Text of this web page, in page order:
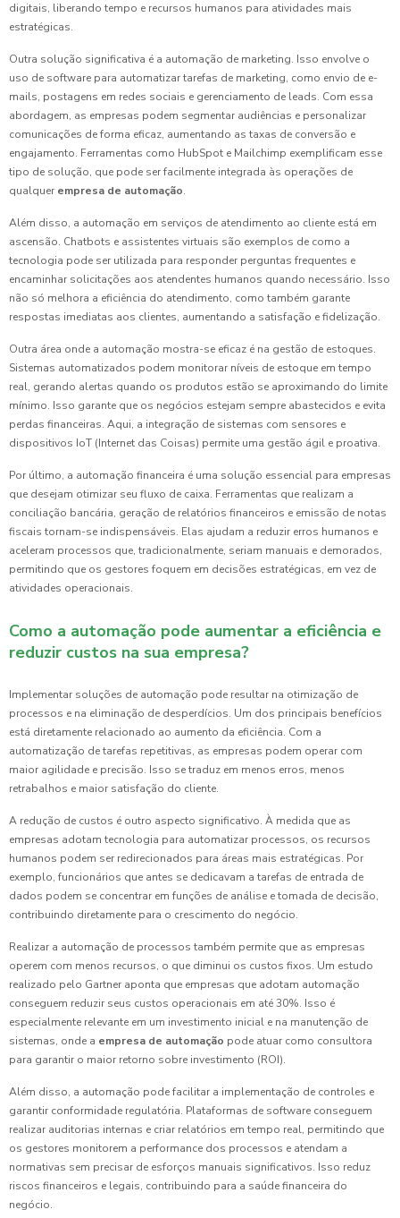
digitais, liberando tempo e recursos humanos para atividades mais
estratégicas.
Outra solução significativa é a automação de marketing. Isso envolve o
uso de software para automatizar tarefas de marketing, como envio de e-
mails, postagens em redes sociais e gerenciamento de leads. Com essa
abordagem, as empresas podem segmentar audiências e personalizar
comunicações de forma eficaz, aumentando as taxas de conversão e
engajamento. Ferramentas como HubSpot e Mailchimp exemplificam esse
tipo de solução, que pode ser facilmente integrada às operações de
qualquer empresa de automação.
Além disso, a automação em serviços de atendimento ao cliente está em
ascensão. Chatbots e assistentes virtuais são exemplos de como a
tecnologia pode ser utilizada para responder perguntas frequentes e
encaminhar solicitações aos atendentes humanos quando necessário. Isso
não só melhora a eficiência do atendimento, como também garante
respostas imediatas aos clientes, aumentando a satisfação e fidelização.
Outra área onde a automação mostra-se eficaz é na gestão de estoques.
Sistemas automatizados podem monitorar níveis de estoque em tempo
real, gerando alertas quando os produtos estão se aproximando do limite
mínimo. Isso garante que os negócios estejam sempre abastecidos e evita
perdas financeiras. Aqui, a integração de sistemas com sensores e
dispositivos IoT (Internet das Coisas) permite uma gestão ágil e proativa.
Por último, a automação financeira é uma solução essencial para empresas
que desejam otimizar seu fluxo de caixa. Ferramentas que realizam a
conciliação bancária, geração de relatórios financeiros e emissão de notas
fiscais tornam-se indispensáveis. Elas ajudam a reduzir erros humanos e
aceleram processos que, tradicionalmente, seriam manuais e demorados,
permitindo que os gestores foquem em decisões estratégicas, em vez de
atividades operacionais.
Como a automação pode aumentar a eficiência e
reduzir custos na sua empresa?
Implementar soluções de automação pode resultar na otimização de
processos e na eliminação de desperdícios. Um dos principais benefícios
está diretamente relacionado ao aumento da eficiência. Com a
automatização de tarefas repetitivas, as empresas podem operar com
maior agilidade e precisão. Isso se traduz em menos erros, menos
retrabalhos e maior satisfação do cliente.
A redução de custos é outro aspecto significativo. À medida que as
empresas adotam tecnologia para automatizar processos, os recursos
humanos podem ser redirecionados para áreas mais estratégicas. Por
exemplo, funcionários que antes se dedicavam a tarefas de entrada de
dados podem se concentrar em funções de análise e tomada de decisão,
contribuindo diretamente para o crescimento do negócio.
Realizar a automação de processos também permite que as empresas
operem com menos recursos, o que diminui os custos fixos. Um estudo
realizado pelo Gartner aponta que empresas que adotam automação
conseguem reduzir seus custos operacionais em até 30%. Isso é
especialmente relevante em um investimento inicial e na manutenção de
sistemas, onde a empresa de automação pode atuar como consultora
para garantir o maior retorno sobre investimento (ROI).
Além disso, a automação pode facilitar a implementação de controles e
garantir conformidade regulatória. Plataformas de software conseguem
realizar auditorias internas e criar relatórios em tempo real, permitindo que
os gestores monitorem a performance dos processos e atendam a
normativas sem precisar de esforços manuais significativos. Isso reduz
riscos financeiros e legais, contribuindo para a saúde financeira do
negócio.